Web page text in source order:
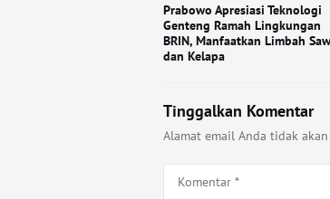
Prabowo Apresiasi Teknologi
Genteng Ramah Lingkungan
BRIN, Manfaatkan Limbah
dan Kelapa
Tinggalkan Komentar
Alamat email Anda tidak